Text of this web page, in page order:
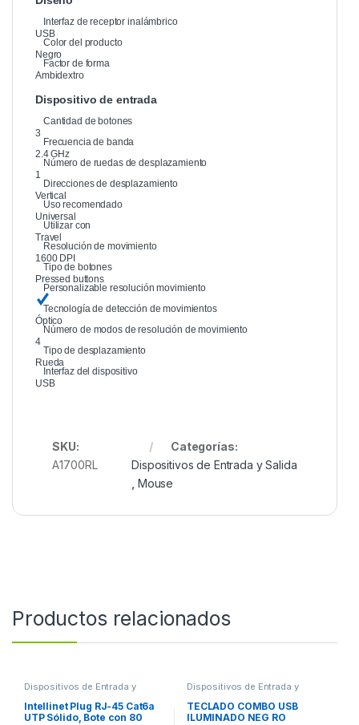
Interfaz de receptor inalámbrico
USB
Color del producto
Negro
Factor de forma
Ambidextro
Dispositivo de entrada
Cantidad de botones
3
Frecuencia de banda
2.4 GHz
Número de ruedas de desplazamiento
1
Direcciones de desplazamiento
Vertical
Uso recomendado
Universal
Utilizar con
Travel
Resolución de movimiento
1600 DPI
Tipo de botones
Pressed buttons
Personalizable resolución movimiento
Tecnología de detección de movimientos
Óptico
Número de modos de resolución de movimiento
4
Tipo de desplazamiento
Rueda
Interfaz del dispositivo
USB
SKU:
A1700RL
Categorías:
Dispositivos de Entrada y Salida
Mouse
Productos relacionados
Dispositivos de Entrada y
Salida
Intellinet Plug RJ-45 Cat6a
UTP Sólido, Bote con 80
Dispositivos de Entrada y
Salida Teclados y Keypads
TECLADO COMBO USB
ILUMINADO NEG RO